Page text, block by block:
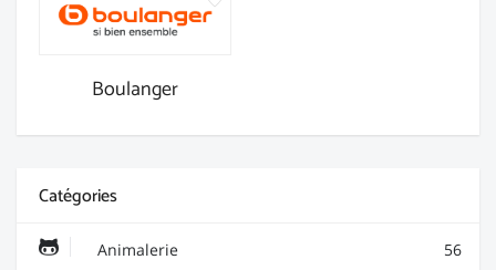
Boulanger
Catégories
Animalerie 56